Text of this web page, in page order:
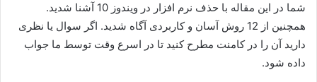
شما در این مقاله با حذف نرم افزار در ویندوز 10 آشنا شدید.
همچنین از 12 روش آسان و کاربردی آگاه شدید. اگر سوال یا نظری
دارید آن را در کامنت مطرح کنید تا در اسرع وقت توسط ما جواب
داده شود.